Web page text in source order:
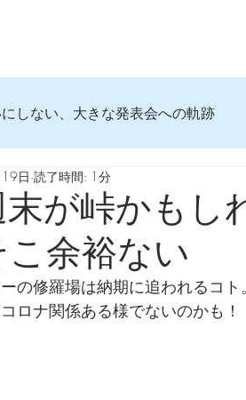
しない、大きな発表会への軌跡
DTM 始める 知っておきたいコト
ているモノ 食べんじーの美味
来るまでを追ったドキュメンタリー
が峠かもし
こ余裕ない
日 読了時間: 1分
の修羅場は納期に追われるコト
ロナ関係ある様でないのかも！